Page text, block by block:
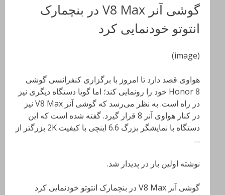
گوشی آنر V8 Max در بنچمارک
انتوتو خودنمایی کرد
(image)
هواوی قصد دارد تا امروز با برگزاری کنفرانسی گوشی
Honor 8 خود را رونمایی کند؛ اما گویا دستگاه دیگری نیز
در راه است. به نظر می‌رسد که گوشی آنر V8 Max نیز
در کنار هواوی آنر 8 قرار گیرد. گفته شده است که این
دستگاه با نمایشگر بزرگ 6.6 اینچی با کیفیت 2K بزرگتر از
…
نوشته اولین بار در پدیدار شد.
گوشی آنر V8 Max در بنچمارک انتوتو خودنمایی کرد